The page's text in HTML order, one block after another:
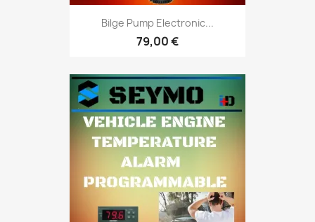
Bilge Pump Electronic...
79,00 €